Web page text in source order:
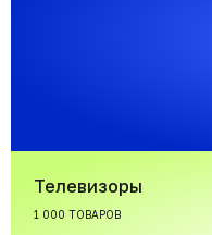
Телевизоры
1 000 ТОВАРОВ